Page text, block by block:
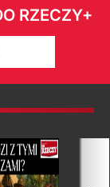
RZECZY+